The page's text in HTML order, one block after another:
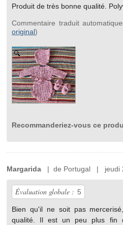
Produit de très bonne qualité.
Commentaire traduit
original)
Recommanderiez-vous ce
Margarida | de Portugal | jeudi
Évaluation globale : 5
Bien qu'il ne soit pas
qualité. Il est un peu plus fin